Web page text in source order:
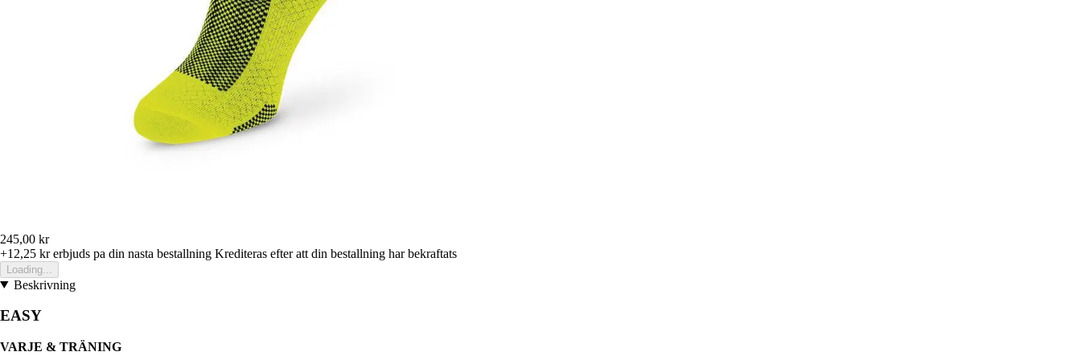
245,00 kr
+12,25 krerbjuds pa din nasta bestallning Krediteras efter att din bestallning har bekraftats
Loading...
Beskrivning
EASY
VARJE & TRÄNING